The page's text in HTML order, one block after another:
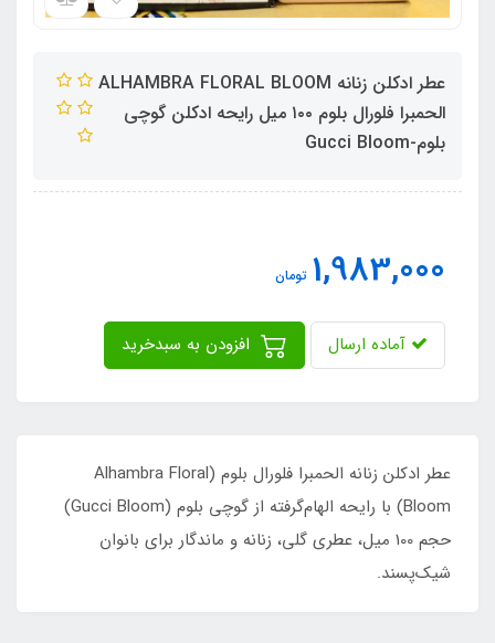
عطر ادکلن زنانه ALHAMBRA FLORAL BLOOM
الحمبرا فلورال بلوم ١٠٠ میل رایحه ادکلن گوچی
بلوم-Gucci Bloom
1,983,000 تومان
آماده ارسال
عطر ادکلن زنانه الحمبرا فلورال بلوم (Alhambra Floral
Bloom) با رایحه الهام‌گرفته از گوچی بلوم (Gucci Bloom)
حجم 100 میل، عطری گلی، زنانه و ماندگار برای بانوان
شیک‌پسند.